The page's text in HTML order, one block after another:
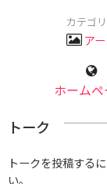
カテゴ
ア
ホーム
トーク
トークを投稿する
い。